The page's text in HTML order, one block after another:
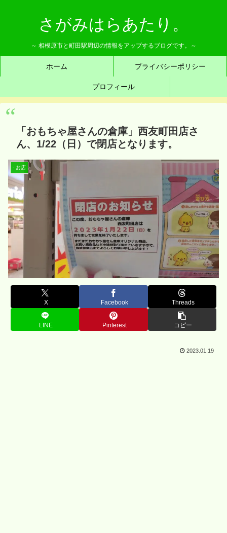
さがみはらあたり。
～ 相模原市と町田駅周辺の情報をアップするブログです。～
ホーム プライバシーポリシー
プロフィール
「おもちゃ屋さんの倉庫」西友町田店さ
ん、1/22（日）で閉店となります。
- お店
X Facebook Threads
LINE Pinterest コピー
2023.01.19